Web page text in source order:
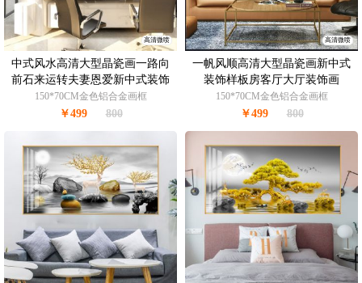
高清微喷
中式风水高清大型晶瓷画一路向
前石来运转夫妻恩爱新中式装饰
画
150*70CM金色铝合金画框
￥499 800
高清微喷
一帆风顺高清大型晶瓷画新中式
装饰样板房客厅大厅装饰画
150*70CM金色铝合金画框
￥499 800